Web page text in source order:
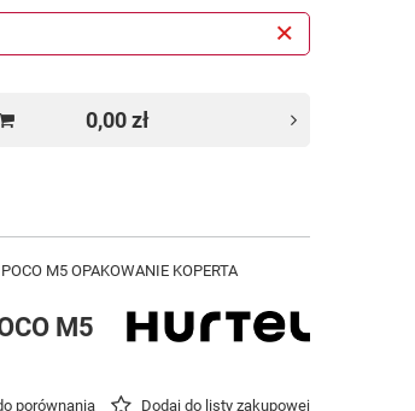
0,00 zł
M5 OPAKOWANIE KOPERTA
M5
porównania Dodaj do listy zakupowej